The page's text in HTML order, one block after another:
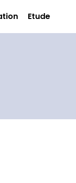
Etude